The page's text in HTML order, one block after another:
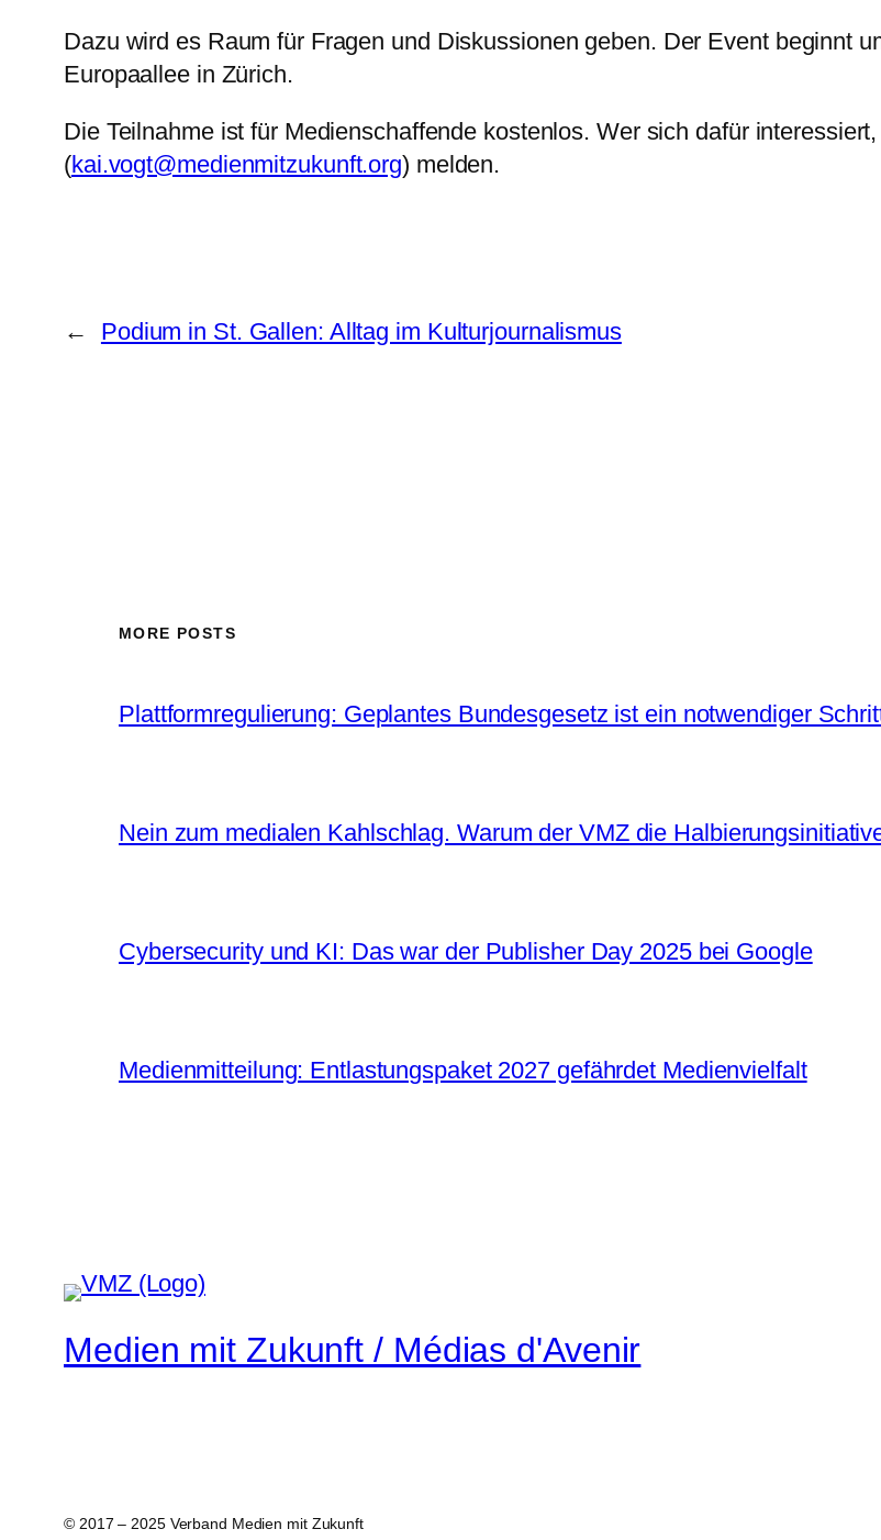
Dazu wird es Raum für Fragen und Diskussionen geben. Der Event beginnt
Europaallee in Zürich.
Die Teilnahme ist für Medienschaffende kostenlos. Wer sich dafür
(kai.vogt@medienmitzukunft.org) melden.
← Podium in St. Gallen: Alltag im Kulturjournalismus
MORE POSTS
Plattformregulierung: Geplantes Bundesgesetz ist ein notwendiger
Nein zum medialen Kahlschlag. Warum der VMZ die
Cybersecurity und KI: Das war der Publisher Day 2025 bei Google
Medienmitteilung: Entlastungspaket 2027 gefährdet Medienvielfalt
Medien mit Zukunft / Médias d'Avenir
© 2017 – 2025 Verband Medien mit Zukunft